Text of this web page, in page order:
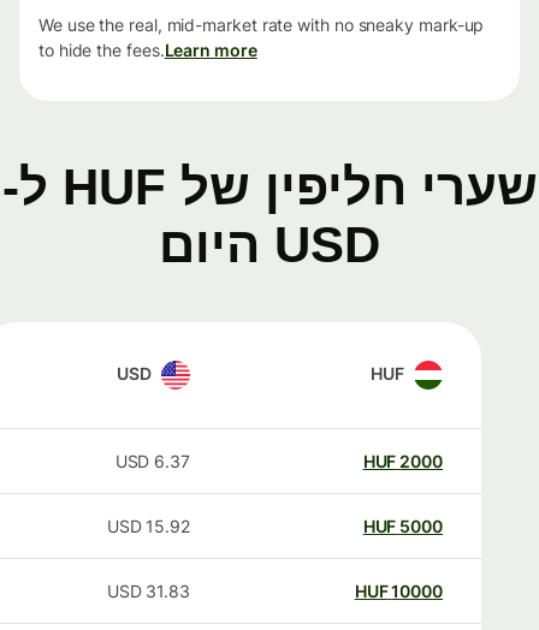
We use the real, mid-market rate with no sneaky mark-up
to hide the fees.Learn more
שערי חליפין של HUF ל-
USD היום
HUF
USD
2000
HUF
6.37
USD
5000
HUF
15.92
USD
10000
HUF
31.83
USD